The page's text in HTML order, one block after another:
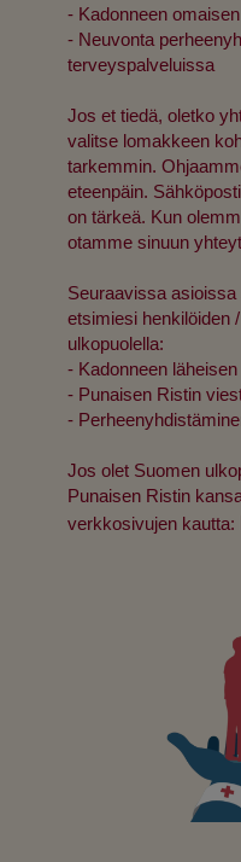
- Kadonneen
- Neuvonta
terveyspalveluissa
Jos et tiedä, oletko
valitse lomakkeen
tarkemmin.
eteenpäin.
on tärkeä. Kun
otamme sinuun
Seuraavissa
etsimiesi henkilöiden
ulkopuolella:
- Kadonneen
- Punaisen Ristin
-
Jos olet Suomen
Punaisen Ristin
verkkosivujen kautta: